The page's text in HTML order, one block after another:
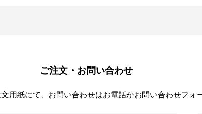
ご注文・お問い合わせ
用紙にて、お問い合わせはお電話かお問い合わせフォ